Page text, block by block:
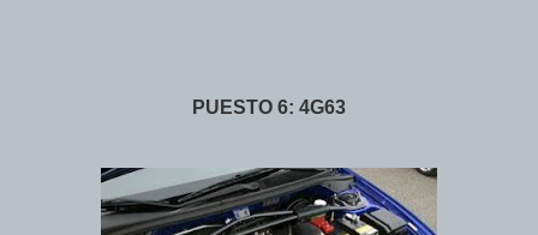
PUESTO 6: 4G63